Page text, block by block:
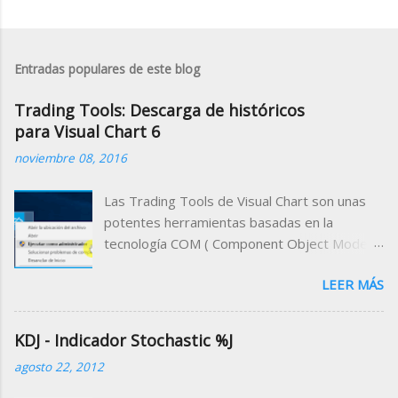
Entradas populares de este blog
Trading Tools: Descarga de históricos
para Visual Chart 6
noviembre 08, 2016
Las Trading Tools de Visual Chart son unas
potentes herramientas basadas en la
tecnología COM ( Component Object Model )
maneja desde el programa a través de
cualquier entorno de desarrollo compatible
desarrollar un programa cliente que utilice a
Visual Chart como servidor de datos,
LEER MÁS
KDJ - Indicador Stochastic %J
agosto 22, 2012